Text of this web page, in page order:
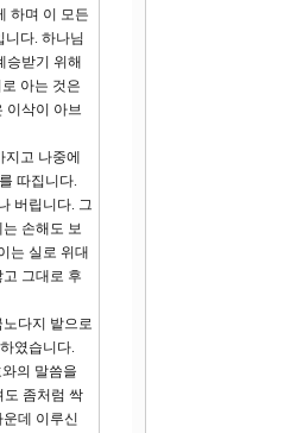
하며 이 모든
다. 하나님
승받기 위해
아는 것은
이삭이 아브
고 나중에
따집니다.
버립니다. 그
손해도 보
는 실로 위대
그대로 후
다지 밭으로
였습니다.
의 말씀을
도 좀처럼 싹
데 이루신